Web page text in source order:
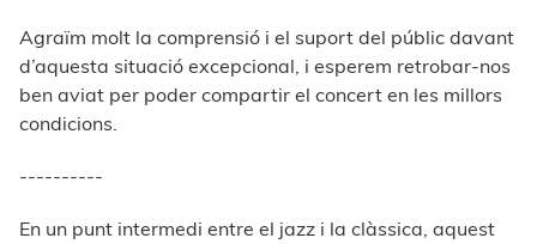
Agraïm molt la comprensió i el suport del públic davant
d’aquesta situació excepcional, i esperem retrobar-nos
ben aviat per poder compartir el concert en les millors
condicions.
----------
En un punt intermedi entre el jazz i la clàssica, aquest